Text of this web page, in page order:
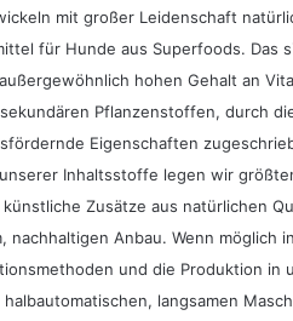
mit großer Leidenschaft
für Hunde aus Superfoods. Das
hohen Gehalt an
Pflanzenstoffen, durch
Eigenschaften
Inhaltsstoffe legen wir
Zusätze aus natürlichen
nachhaltigen Anbau. Wenn möglich
und die Produktion in
langsamen